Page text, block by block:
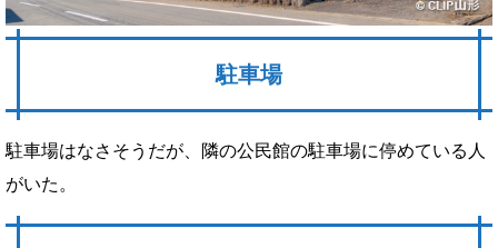
駐車場
駐車場はなさそうだが、隣の公民館の駐車場に停めている人
がいた。